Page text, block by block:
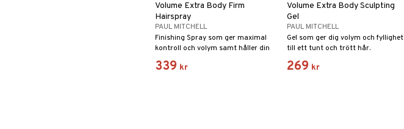
Volume Extra Body Firm
Hairspray
PAUL MITCHELL
Finishing Spray som ger maximal
kontroll och volym samt håller din
frisyr på plats hela dagen.
339 kr
Volume Extra Body Sculpting
Gel
PAUL MITCHELL
Gel som ger dig volym och fyllighet
till ett tunt och trött hår.
269 kr